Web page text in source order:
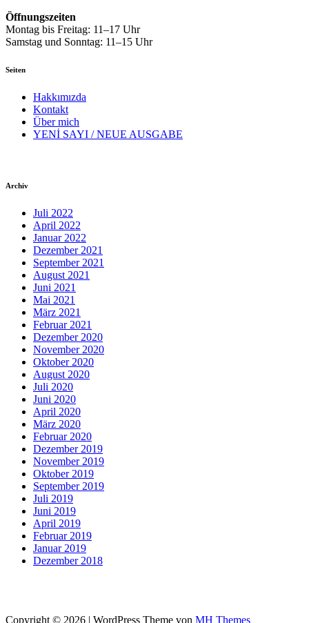
Öffnungszeiten
Montag bis Freitag: 11–17 Uhr
Samstag und Sonntag: 11–15 Uhr
Seiten
Hakkımızda
Kontakt
Über mich
YENİ SAYI / NEUE AUSGABE
Archiv
Juli 2022
April 2022
Januar 2022
Dezember 2021
September 2021
August 2021
Juni 2021
Mai 2021
März 2021
Februar 2021
Dezember 2020
November 2020
Oktober 2020
August 2020
Juli 2020
Juni 2020
April 2020
März 2020
Februar 2020
Dezember 2019
November 2019
Oktober 2019
September 2019
Juli 2019
Juni 2019
April 2019
Februar 2019
Januar 2019
Dezember 2018
Copyright © 2026 | WordPress Theme von MH Themes